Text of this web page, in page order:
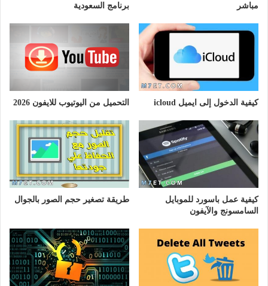
مباشر
برنامج السعودية
كيفية الدخول إلى ايميل icloud التحميل من اليوتيوب للايفون 2026
كيفية عمل باسورد للموبايل
السامسونج والآيفون
طريقة تصغير حجم الصور بالجوال